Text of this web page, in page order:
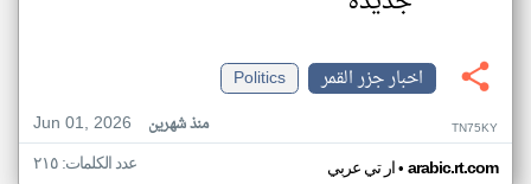
اخبار جزر القمر
Politics
Jun 01, 2026
منذ شهرين TN75KY
ار تي عربي• arabic.rt.com عدد الكلمات: ٢١٥